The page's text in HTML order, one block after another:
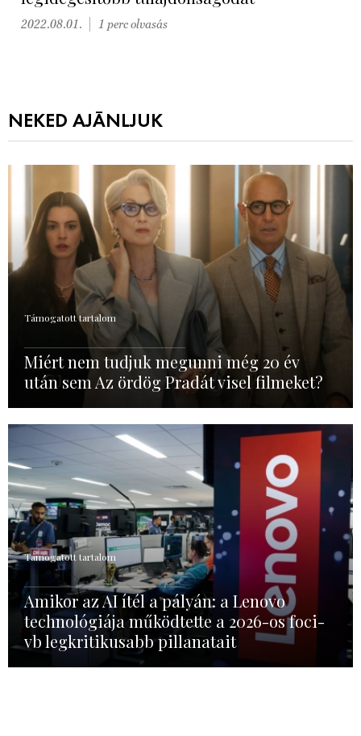
2022.08.01. 1 perc olvasás
NEKED AJÁNLJUK
Támogatott tartalom
Miért nem tudjuk megunni még 20 év
után sem Az ördög Pradát visel filmeket?
Támogatott tartalom
Amikor az AI ítél a pályán: a Lenovo
technológiája működtette a 2026-os foci-
vb legkritikusabb pillanatait